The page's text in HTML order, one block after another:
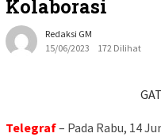
Kolaborasi
Redaksi GM
15/06/2023
172 Dilihat
Telegraf– Pada Rabu, 14